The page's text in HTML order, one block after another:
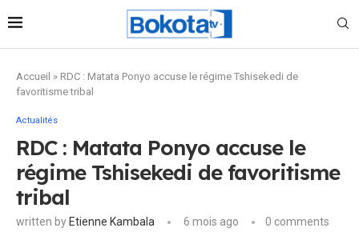
Accueil » RDC : Matata Ponyo accuse le régime Tshisekedi de
favoritisme tribal
Actualités
RDC : Matata Ponyo accuse le
régime Tshisekedi de favoritisme
tribal
written by Etienne Kambala 6 mois ago 0 comments